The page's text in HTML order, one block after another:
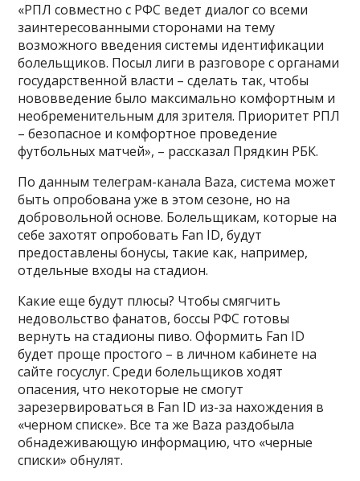
«РПЛ совместно с РФС ведет диалог со всеми
заинтересованными сторонами на тему
возможного введения системы идентификации
болельщиков. Посыл лиги в разговоре с органами
государственной власти – сделать так, чтобы
нововведение было максимально комфортным и
необременительным для зрителя. Приоритет РПЛ
– безопасное и комфортное проведение
футбольных матчей», – рассказал Прядкин РБК.
По данным телеграм-канала Baza, система может
быть опробована уже в этом сезоне, но на
добровольной основе. Болельщикам, которые на
себе захотят опробовать Fan ID, будут
предоставлены бонусы, такие как, например,
отдельные входы на стадион.
Какие еще будут плюсы? Чтобы смягчить
недовольство фанатов, боссы РФС готовы
вернуть на стадионы пиво. Оформить Fan ID
будет проще простого – в личном кабинете на
сайте госуслуг. Среди болельщиков ходят
опасения, что некоторые не смогут
зарезервироваться в Fan ID из-за нахождения в
«черном списке». Все та же Baza раздобыла
обнадеживающую информацию, что «черные
списки» обнулят.